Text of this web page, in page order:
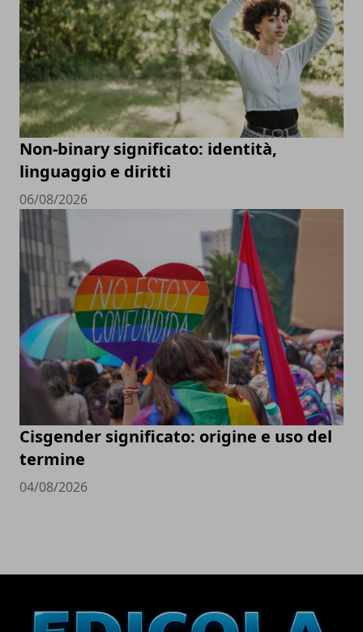
Non-binary significato: identità,
linguaggio e diritti
06/08/2026
Cisgender significato: origine e uso del
termine
04/08/2026